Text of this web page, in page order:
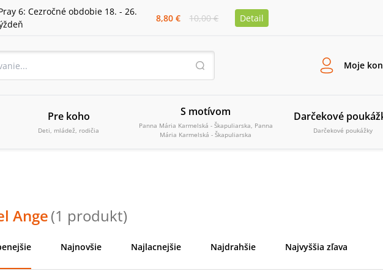
6: Cezročné obdobie 18. - 26.
8,80 € 10,00 € Detail
Moje
Pre koho
Deti, mládež, rodičia
S motívom
Panna Mária Karmelská - Škapuliarska, Panna
Mária Karmelská - Škapuliarska
Darčekové
Darčekové poukážky
Ange(1 produkt)
Najnovšie Najlacnejšie Najdrahšie Najvyššia zľava